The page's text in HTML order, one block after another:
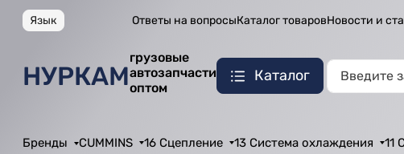
Язык Ответы на вопросыКаталог товаровНовости и
НУРКАМ
грузовые
автозапчасти
оптом
Каталог
Бренды CUMMINS 16 Сцепление 13 Система охлаждения 11